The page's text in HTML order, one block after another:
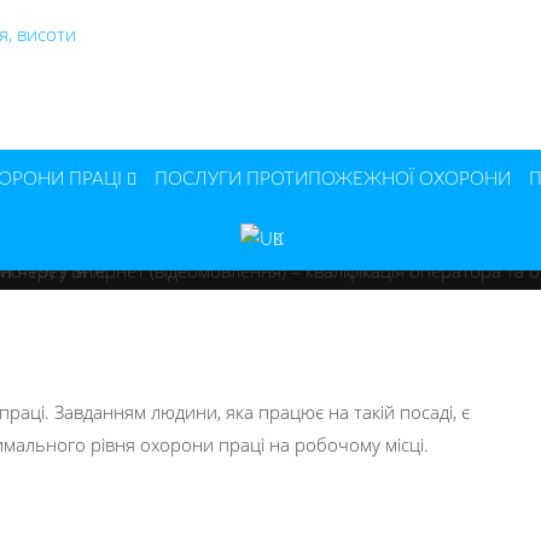
ПРАЦІ ПОСЛУГИ ПРОТИПОЖЕЖНОЇ ОХОРОНИ
Завданням людини, яка працює на такій посаді, є
рівня охорони праці на робочому місці.